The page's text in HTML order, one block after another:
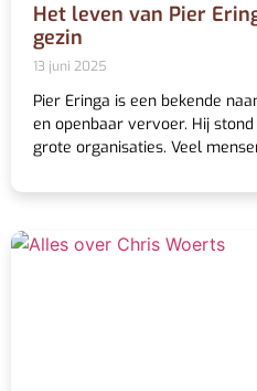
Het leven van Pier
gezin
13 juni 2025
Pier Eringa is een bekende
en openbaar vervoer. Hij
grote organisaties. Veel